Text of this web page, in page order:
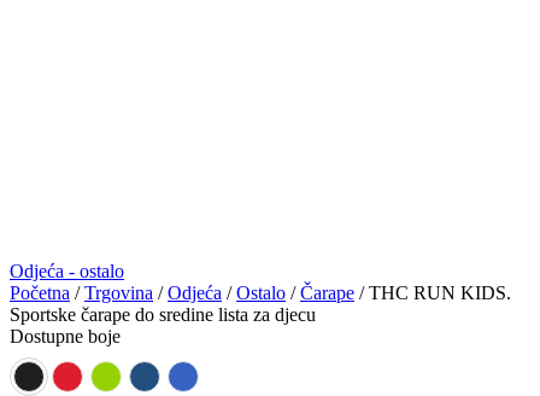
Odjeća - ostalo
Početna /Trgovina /Odjeća /Ostalo /Čarape / THC RUN KIDS.
Sportske čarape do sredine lista za djecu
Dostupne boje